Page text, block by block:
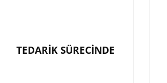
TEDARİK SÜRECİNDE